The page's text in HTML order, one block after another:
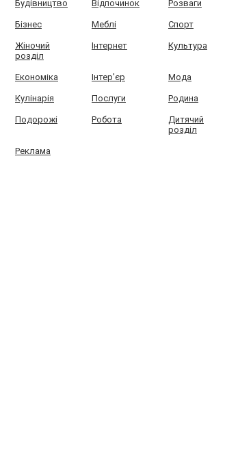
Будівництво Відпочинок Розваги
Бізнес Меблі Спорт
Жіночий
розділ
Інтернет Культура
Економіка Інтер'єр Мода
Кулінарія Послуги Родина
Подорожі Робота
Дитячий
розділ
Реклама